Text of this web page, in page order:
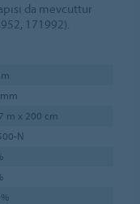
da mevcuttur
171992).
m x 200 cm
N